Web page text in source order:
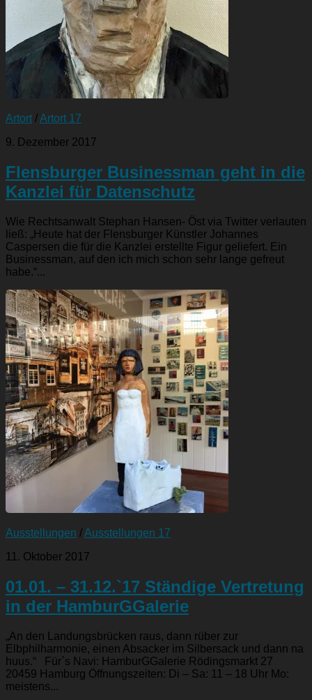
Artort /Artort 17
9. Dezember 2017
Flensburger Businessman geht in die
Kanzlei für Datenschutz
Wie Rechtsanwalt Stephan Hansen- Öst via Twitter verlauten
ließ: „Heute hat der Flensburger Künstler Johannes
Caspersen die für die Kanzlei erstellte Figur geliefert. Ein
Businessman, auf den ich mich schon sehr lange gefreut
habe.“...
Ausstellungen /Ausstellungen 17
11. Oktober 2017
01.01. – 31.12.`17 Ständige Vertretung
in der HamburGGalerie
„An den Landungsbrücken raus, dann rüber zur
Elbphilharmonie, einen Absacker im Silbersack und dann na
huus.“ Für`s Navi: HamburGGalerie Rödingsmarkt 27
20459 Hamburg Öffnungszeiten: Di – Sa: 11 – 18 Uhr Mo:
meistens...